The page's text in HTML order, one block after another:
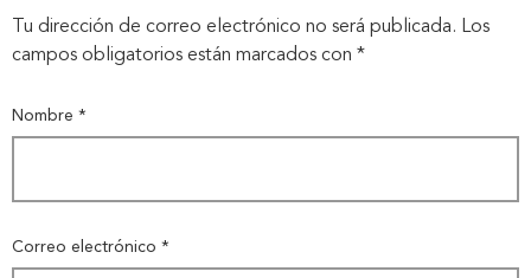
Tu dirección de correo electrónico no será publicada. Los
campos obligatorios están marcados con *
Nombre *
Correo electrónico *